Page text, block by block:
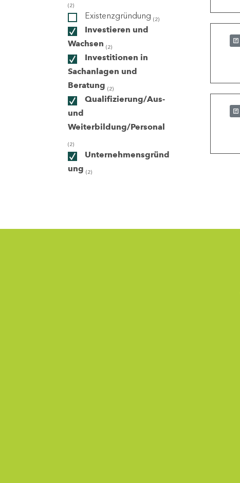
(2)
Existenzgründung (2)
Investieren und
Wachsen (2)
Investitionen in
Sachanlagen und
Beratung (2)
Qualifizierung/Aus-
und
Weiterbildung/Personal
(2)
Unternehmensgründ
ung (2)